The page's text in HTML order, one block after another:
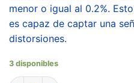
menor o igual al 0.2%.
es capaz de captar una
distorsiones.
3 disponibles